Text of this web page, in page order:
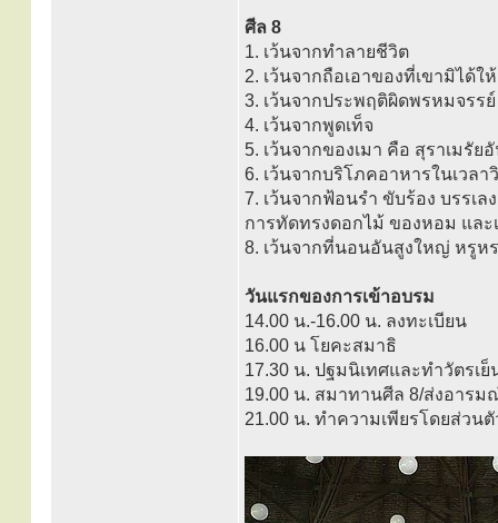
ศีล 8
1. เว้นจากทำลายชีวิต
2. เว้นจากถือเอาของที่เขามิได้ให้
3. เว้นจากประพฤติผิดพรหมจรร
4. เว้นจากพูดเท็จ
5. เว้นจากของเมา คือ สุราเมรั
6. เว้นจากบริโภคอาหารในเวลา
7. เว้นจากฟ้อนรำ ขับร้อง บรรเ
การทัดทรงดอกไม้ ของหอม และ
8. เว้นจากที่นอนอันสูงใหญ่ หรูห
วันแรกของการเข้าอบรม
14.00 น.-16.00 น. ลงทะเบียน
16.00 น โยคะสมาธิ
17.30 น. ปฐมนิเทศและทำวัตรเย็
19.00 น. สมาทานศีล 8/ส่งอารม
21.00 น. ทำความเพียรโดยส่วนตั